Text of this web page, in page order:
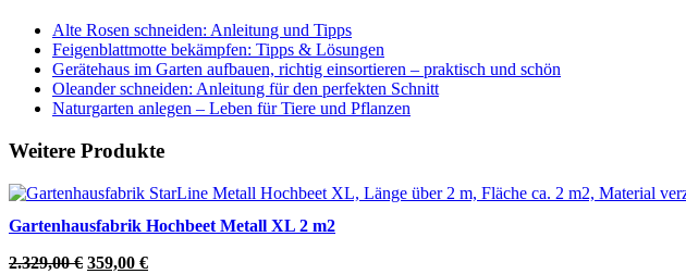
Alte Rosen schneiden: Anleitung und Tipps
Feigenblattmotte bekämpfen: Tipps & Lösungen
Gerätehaus im Garten aufbauen, richtig einsortieren – praktisch und schön
Oleander schneiden: Anleitung für den perfekten Schnitt
Naturgarten anlegen – Leben für Tiere und Pflanzen
Weitere Produkte
Gartenhausfabrik Hochbeet Metall XL 2 m2
2.329,00€ Ursprünglicher
359,00 €Aktueller